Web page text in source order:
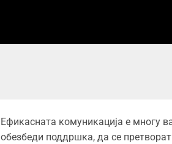
Ефикасната комуникација е многу
обезбеди поддршка, да се